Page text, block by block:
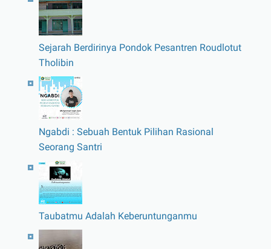
Sejarah Berdirinya Pondok Pesantren Roudlotut
Tholibin
Ngabdi : Sebuah Bentuk Pilihan Rasional
Seorang Santri
Taubatmu Adalah Keberuntunganmu